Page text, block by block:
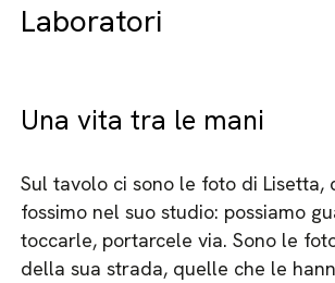
Laboratori
Una vita tra le mani
Sul tavolo ci sono le foto di Lisetta,
fossimo nel suo studio: possiamo
toccarle, portarcele via. Sono le
della sua strada, quelle che le